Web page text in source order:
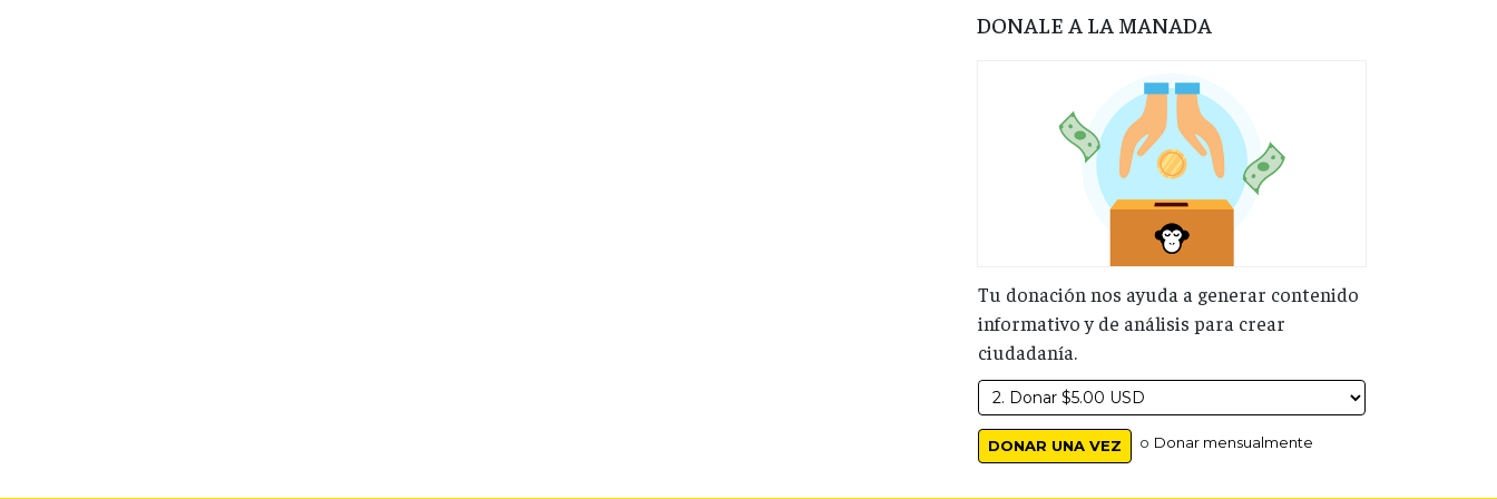
DONALE A LA MANADA
Tu donación nos ayuda a generar contenido
informativo y de análisis para crear
ciudadanía.
o Donar mensualmente